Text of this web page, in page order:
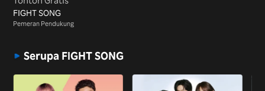
FIGHT SONG
Pemeran Pendukung
Serupa FIGHT SONG